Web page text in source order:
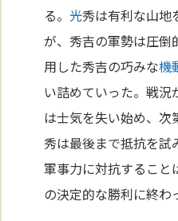
る。 光秀は有利な山地
が、秀吉の軍勢は圧倒
用した秀吉の巧みな機
い詰めていった。戦況
は士気を失い始め、次
秀は最後まで抵抗を試
軍事力に対抗すること
の決定的な勝利に終わ